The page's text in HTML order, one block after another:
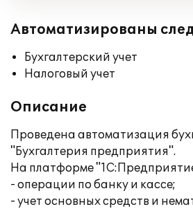
Автоматизированы
Бухгалтерский учет
Налоговый учет
Описание
Проведена автоматизация
"Бухгалтерия предприятия".
На платформе
- операции по банку и кассе;
- учет основных средств и